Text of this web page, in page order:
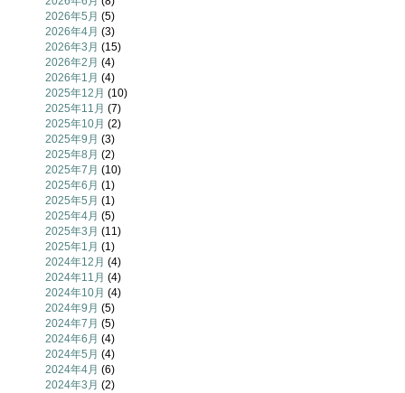
2026年5月 (5)
2026年4月 (3)
2026年3月 (15)
2026年2月 (4)
2026年1月 (4)
2025年12月 (10)
2025年11月 (7)
2025年10月 (2)
2025年9月 (3)
2025年8月 (2)
2025年7月 (10)
2025年6月 (1)
2025年5月 (1)
2025年4月 (5)
2025年3月 (11)
2025年1月 (1)
2024年12月 (4)
2024年11月 (4)
2024年10月 (4)
2024年9月 (5)
2024年7月 (5)
2024年6月 (4)
2024年5月 (4)
2024年4月 (6)
2024年3月 (2)